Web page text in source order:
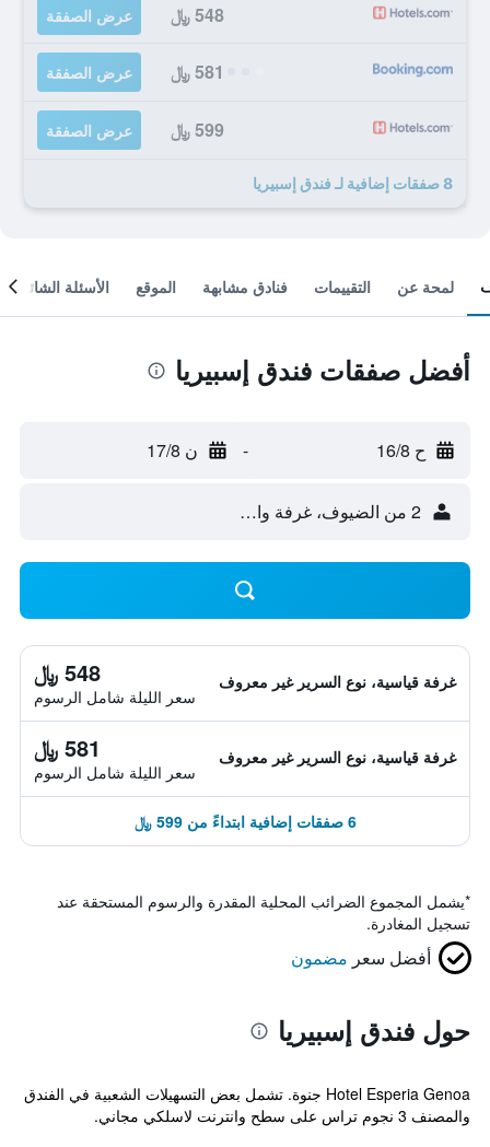
548 ﷼ عرض الصفقة
581 ﷼ عرض الصفقة
599 ﷼ عرض الصفقة
8 صفقات إضافية لـ فندق إسبيريا
لمحة عن التقييمات فنادق مشابهة الموقع الأسئلة الشائعة
أفضل صفقات فندق إسبيريا
ح 16/8 - ن 17/8
2 من الضيوف، غرفة واحدة
غرفة قياسية، نوع السرير غير معروف 548 ﷼
سعر الليلة شامل الرسوم
غرفة قياسية، نوع السرير غير معروف 581 ﷼
سعر الليلة شامل الرسوم
6 صفقات إضافية ابتداءً من 599 ﷼
*يشمل المجموع الضرائب المحلية المقدرة والرسوم المستحقة عند
تسجيل المغادرة.
أفضل سعر مضمون
حول فندق إسبيريا
Hotel Esperia Genoa جنوة. تشمل بعض التسهيلات الشعبية في الفندق
والمصنف 3 نجوم تراس على سطح وانترنت لاسلكي مجاني.